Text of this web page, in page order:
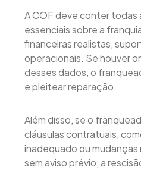
A COF deve conter todas
essenciais sobre a
financeiras realistas,
operacionais. Se houver
desses dados, o
e pleitear reparação.
Além disso, se o
cláusulas contratuais,
inadequado ou
sem aviso prévio, a